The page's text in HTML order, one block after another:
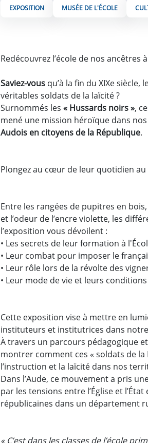
EXPOSITION MUSÉE DE L'ÉCOLE
Redécouvrez l’école de nos
Saviez-vous qu’à la fin du XIXe
véritables soldats de la laïcité ?
Surnommés les « Hussards noirs »,
mené une mission héroïque dans
Audois en citoyens de la République.
Plongez au cœur de leur quotidien au
Entre les rangées de pupitres en
et l’odeur de l’encre violette, les
l’exposition vous dévoilent :
• Les secrets de leur formation à
• Leur combat pour imposer le
• Leur rôle lors de la révolte des
• Leur mode de vie et leurs
Cette exposition vise à mettre en
instituteurs et institutrices dans
À travers un parcours pédagogique
montrer comment ces « soldats de
l’instruction et la laïcité dans nos
Dans l’Aude, ce mouvement a pris
par les tensions entre l’Église et
républicaines dans un département
« C’est dans les classes de l’école